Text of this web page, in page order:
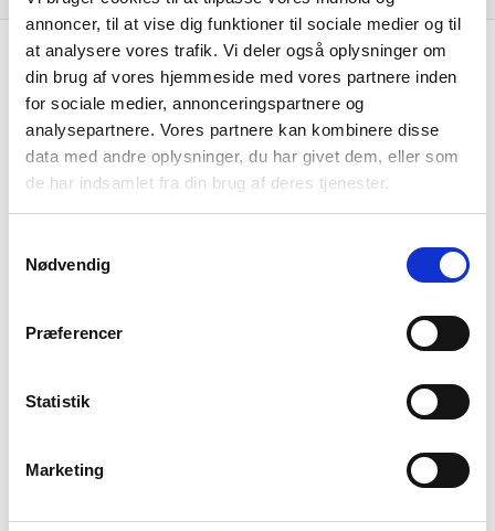
annoncer, til at vise dig funktioner til sociale medier og til
at analysere vores trafik. Vi deler også oplysninger om
din brug af vores hjemmeside med vores partnere inden
for sociale medier, annonceringspartnere og
analysepartnere. Vores partnere kan kombinere disse
data med andre oplysninger, du har givet dem, eller som
de har indsamlet fra din brug af deres tjenester.
Nødvendig
Præferencer
Statistik
Marketing
Resultat i 1000 DKK 2025-12
Nettoomsætning
Bruttofortjeneste -29
Driftsresultat (EBIT)
Årets Resultat -15.627
Balance i 1000 DKK 2025-12
108
Egenkapital -15.587